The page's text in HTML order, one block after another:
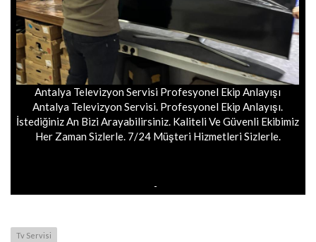
Antalya Televizyon Servisi Profesyonel Ekip Anlayışı
Antalya Televizyon Servisi. Profesyonel Ekip Anlayışı.
İstediğiniz An Bizi Arayabilirsiniz. Kaliteli Ve Güvenli Ekibimiz
Her Zaman Sizlerle. 7/24 Müşteri Hizmetleri Sizlerle.
Tv Servisi